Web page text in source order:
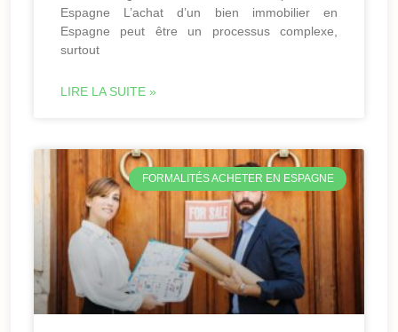
Espagne L’achat d’un bien immobilier en
Espagne peut être un processus complexe,
surtout
LIRE LA SUITE »
FORMALITÉS ACHETER EN ESPAGNE